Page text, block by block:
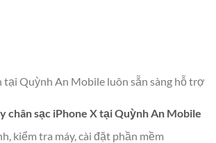
tại Quỳnh An Mobile luôn sẵn sàng hỗ trợ
chân sạc iPhone X tại Quỳnh An Mobile
kiểm tra máy, cài đặt phần mềm